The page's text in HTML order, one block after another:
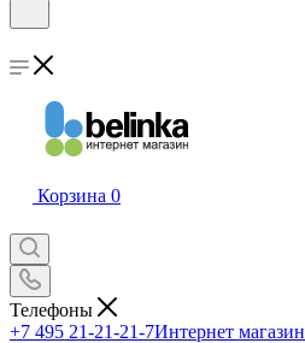
Корзина 0
Телефоны
+7 495 21-21-21-7Интернет магазин